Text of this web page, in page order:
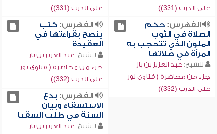
على الدرب (331))
على الدرب (331))
الفهرس:حكم
الصلاة في الثوب
الملون الذي تتحجب به
المرأة في صلاتها
للشيخ: عبد العزيز بن باز
جزء من محاضرة ( فتاوى نور
على الدرب (332))
الفهرس:كتب
ينصح بقراءتها في
العقيدة
للشيخ: عبد العزيز بن باز
جزء من محاضرة ( فتاوى نور
على الدرب (332))
الفهرس: بدع
الاستسقاء وبيان
السنة في طلب السقيا
للشيخ: عبد العزيز بن باز